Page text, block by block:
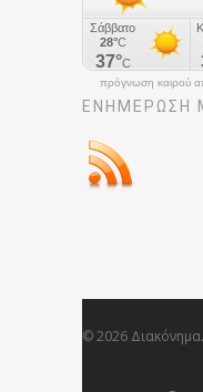
πρόγνωση καιρού
ΕΝΗΜΈΡΩΣΉ
© 2026